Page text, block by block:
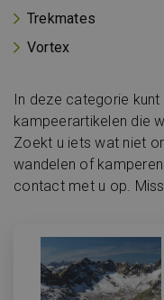
Trekmates
Vortex
In deze categorie
kampeerartikelen die
Zoekt u iets wat niet
wandelen of
contact met u op.